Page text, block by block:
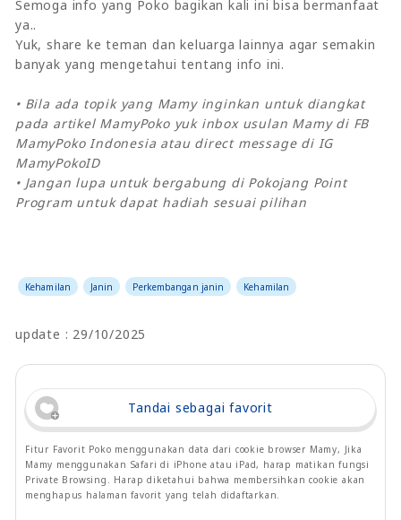
Semoga info yang Poko bagikan kali ini bisa bermanfaat
ya..
Yuk, share ke teman dan keluarga lainnya agar semakin
banyak yang mengetahui tentang info ini.
• Bila ada topik yang Mamy inginkan untuk diangkat
pada artikel MamyPoko yuk inbox usulan Mamy di FB
MamyPoko Indonesia atau direct message di IG
MamyPokoID
• Jangan lupa untuk bergabung di Pokojang Point
Program untuk dapat hadiah sesuai pilihan
Kehamilan Janin Perkembangan janin Kehamilan
update : 29/10/2025
Tandai sebagai favorit
Fitur Favorit Poko menggunakan data dari cookie browser Mamy, Jika
Mamy menggunakan Safari di iPhone atau iPad, harap matikan fungsi
Private Browsing. Harap diketahui bahwa membersihkan cookie akan
menghapus halaman favorit yang telah didaftarkan.